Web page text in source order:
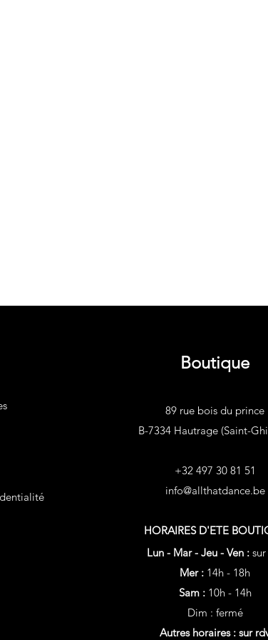
Boutique
89 rue bois du prince
B-7334 Hautrage (Saint-
+32 497 30 81 51
info@allthatdance.be
HORAIRES D'ETE
Lun - Mar - Jeu - Ven :
Mer : 14h - 18h
Sam : 10h - 14h
Dim : fermé
Autres horaires : sur